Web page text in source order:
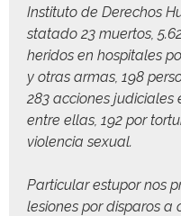
Insti­tu­to de Dere­chos
stata­do 23 muer­tos,
heri­dos en hos­pi­tales
y otras armas, 198
283 acciones judi­ciales
entre ellas, 192 por
vio­len­cia sexual.
Par­tic­u­lar estu­por nos
lesiones por dis­paros